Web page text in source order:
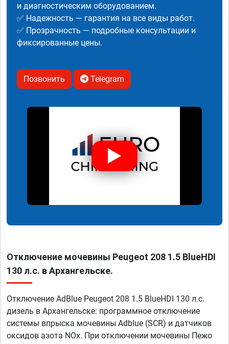
и диагностическим оборудованием.
✅ Надежность — гарантия на все виды работ.
✅ Прозрачность — подробные консультации и
фиксированные цены.
Позвонить Telegram
Отключение мочевины Peugeot 208 1.5 BlueHDI
130 л.с. в Архангельске.
Отключение AdBlue Peugeot 208 1.5 BlueHDI 130 л.с.
дизель в Архангельске: программное отключение
системы впрыска мочевины Adblue (SCR) и датчиков
оксидов азота NOx. При отключении мочевины Пежо